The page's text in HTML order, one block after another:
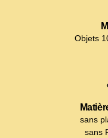
Objets
sans
sans